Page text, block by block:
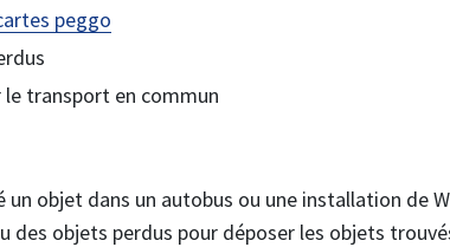
peggo
le transport en commun
un objet dans un autobus ou une installation de
des objets perdus pour déposer les objets